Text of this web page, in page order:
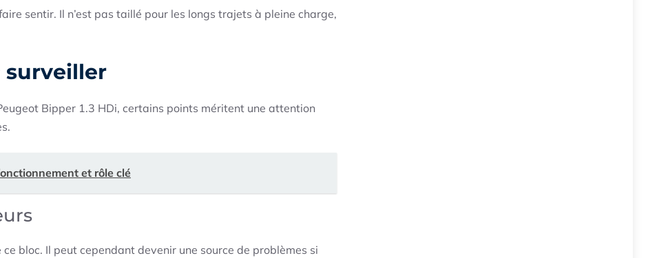
sentir. Il n’est pas taillé pour les longs trajets à pleine charge,
surveiller
Bipper 1.3 HDi, certains points méritent une attention
et rôle clé
bloc. Il peut cependant devenir une source de problèmes si